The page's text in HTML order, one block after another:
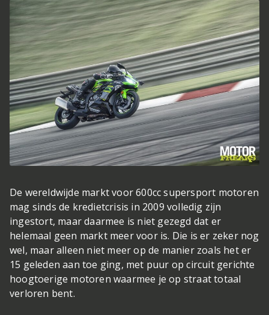
De wereldwijde markt voor 600cc supersport motoren
mag sinds de kredietcrisis in 2009 volledig zijn
ingestort, maar daarmee is niet gezegd dat er
helemaal geen markt meer voor is. Die is er zeker nog
wel, maar alleen niet meer op de manier zoals het er
15 geleden aan toe ging, met puur op circuit gerichte
hoogtoerige motoren waarmee je op straat totaal
verloren bent.